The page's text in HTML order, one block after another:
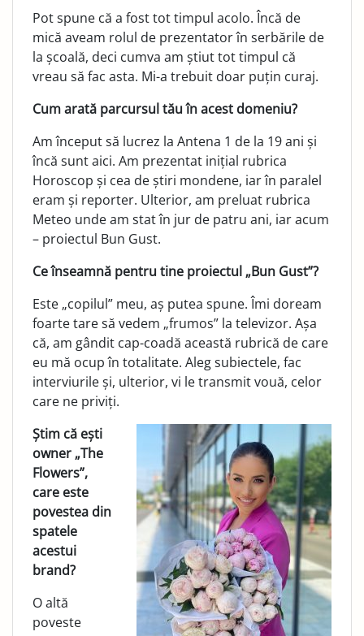
Pot spune că a fost tot timpul acolo. Încă de
mică aveam rolul de prezentator în serbările de
la școală, deci cumva am știut tot timpul că
vreau să fac asta. Mi-a trebuit doar puțin curaj.
Cum arată parcursul tău în acest domeniu?
Am început să lucrez la Antena 1 de la 19 ani și
încă sunt aici. Am prezentat inițial rubrica
Horoscop și cea de știri mondene, iar în paralel
eram și reporter. Ulterior, am preluat rubrica
Meteo unde am stat în jur de patru ani, iar acum
– proiectul Bun Gust.
Ce înseamnă pentru tine proiectul „Bun Gust”?
Este „copilul” meu, aș putea spune. Îmi doream
foarte tare să vedem „frumos” la televizor. Așa
că, am gândit cap-coadă această rubrică de care
eu mă ocup în totalitate. Aleg subiectele, fac
interviurile și, ulterior, vi le transmit vouă, celor
care ne priviți.
Știm că ești
owner „The
Flowers”,
care este
povestea din
spatele
acestui
brand?
O altă
poveste